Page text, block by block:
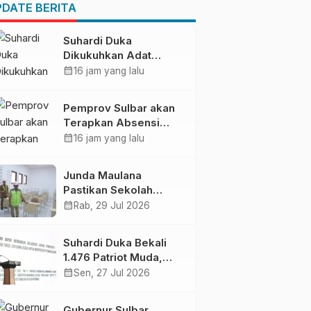
BERITA
Suhardi Duka
Dikukuhkan Adat
Balanipa, Raih Gelar
calendar_month16 jam yang lalu
Pemprov Sulbar akan
Terapkan Absensi
Online untuk ASN
calendar_month16 jam yang lalu
Junda Maulana
Pastikan Sekolah
Rakyat Mamuju Siap
calendar_month Rab, 29 Jul 2026
Suhardi Duka Bekali
1.476 Patriot Muda,
Dorong Hasil Riset Jadi
calendar_monthSen, 27 Jul 2026